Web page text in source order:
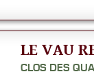
LE VAU
CLOS DES